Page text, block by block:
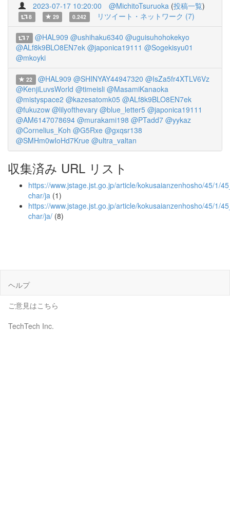
2023-07-17 10:20:00 @MichitoTsuruoka (投稿一覧)
8 29 0.242 リツイート・ネットワーク (7)
7 @HAL909 @ushihaku6340 @uguisuhohokekyo
@ALf8k9BLO8EN7ek @japonica19111 @Sogekisyu01
@mkoyki
22 @HAL909 @SHINYAY44947320 @IsZa5fr4XTLV6Vz
@KenjiLuvsWorld @timeisli @MasamiKanaoka
@mistyspace2 @kazesatomk05 @ALf8k9BLO8EN7ek
@fukuzow @lilyofthevary @blue_letter5 @japonica19111
@AM6147078694 @murakami198 @PTadd7 @yykaz
@Cornelius_Koh @G5Rxe @gxqsr138
@SMHm0wIoHd7Krue @ultra_valtan
収集済み URL リスト
https://www.jstage.jst.go.jp/article/kokusaianzenhosho/45/1/
char/ja (1)
https://www.jstage.jst.go.jp/article/kokusaianzenhosho/45/1/
char/ja/ (8)
ヘルプ
ご意見はこちら
TechTech Inc.